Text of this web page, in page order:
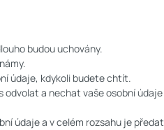
budou uchovány.
údaje, kdykoli budete chtít.
odvolat a nechat vaše osobní údaje
údaje a v celém rozsahu je předat